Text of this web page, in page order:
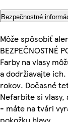
Bezpečnostné
Môže spôsobiť
BEZPEČNOSTNÉ
Farby na vlasy
a dodržiavajte
rokov. Dočasné
Nefarbite si vlasy,
- máte na tvári
pokožku hlavy,